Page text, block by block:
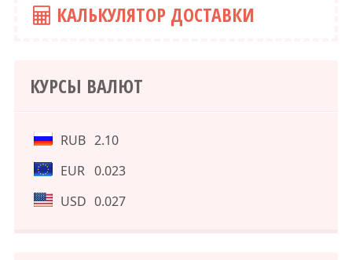
КАЛЬКУЛЯТОР ДОСТАВКИ
КУРСЫ ВАЛЮТ
RUB 2.10
EUR 0.023
USD 0.027